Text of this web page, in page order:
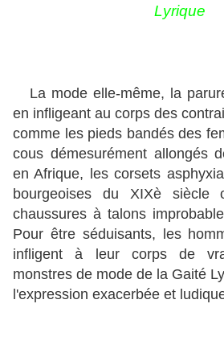
Lyrique
La mode elle-même, la
en infligeant au corps des
comme les pieds bandés des
cous démesurément allongés
en Afrique, les corsets
bourgeoises du XIXè siècle
chaussures à talons
Pour être séduisants, les
infligent à leur corps de
monstres de mode de la Gaité
l'expression exacerbée et